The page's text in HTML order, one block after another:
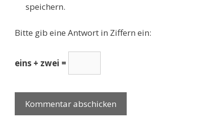
speichern.
Bitte gib eine Antwort in Ziffern ein:
eins + zwei =